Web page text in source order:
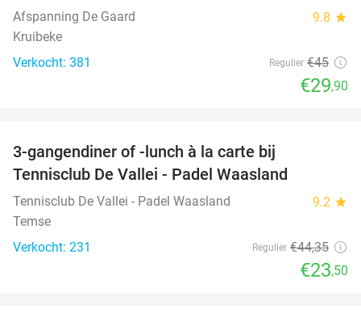
Afspanning De Gaard 9.8 star
Kruibeke
Verkocht: 381
Regulier €45
€29,90
3-gangendiner of -lunch à la carte bij
Tennisclub De Vallei - Padel Waasland
Tennisclub De Vallei - Padel Waasland 9.2 star
Temse
Verkocht: 231
Regulier €44,35
€23,50